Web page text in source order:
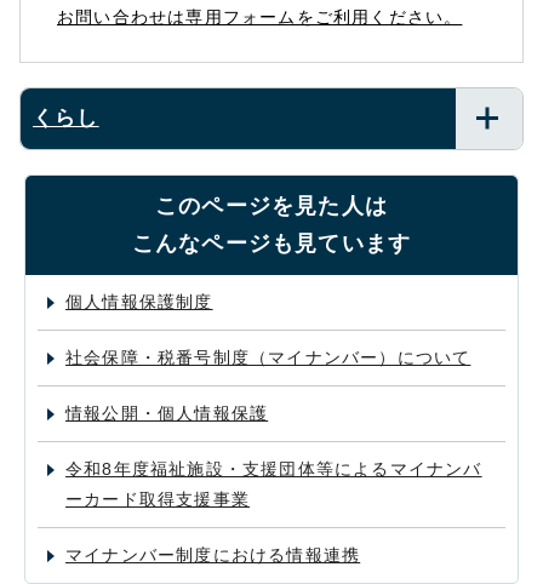
お問い合わせは専用フォームをご利用ください。
くらし
このページを見た人は
こんなページも見ています
個人情報保護制度
社会保障・税番号制度（マイナンバー）について
情報公開・個人情報保護
令和8年度福祉施設・支援団体等によるマイナンバ
ーカード取得支援事業
マイナンバー制度における情報連携